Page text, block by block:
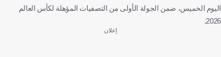
اليوم الخميس، ضمن الجولة الأولى من التصفيات المؤهلة لكأس العالم
2026.
إعلان